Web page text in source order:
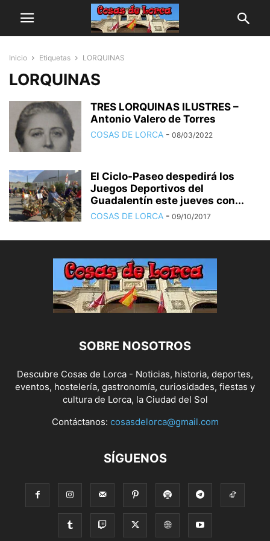
Inicio Etiquetas LORQUINAS
LORQUINAS
TRES LORQUINAS ILUSTRES –
Antonio Valero de Torres
COSAS DE LORCA - 08/03/2022
El Ciclo-Paseo despedirá los
Juegos Deportivos del
Guadalentín este jueves con...
COSAS DE LORCA - 09/10/2017
SOBRE NOSOTROS
Descubre Cosas de Lorca - Noticias, historia, deportes,
eventos, hostelería, gastronomía, curiosidades, fiestas y
cultura de Lorca, la Ciudad del Sol
Contáctanos: cosasdelorca@gmail.com
SÍGUENOS